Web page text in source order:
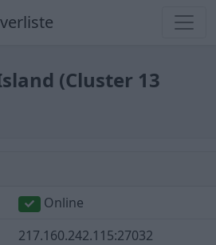
(Cluster 13
Online
217.160.242.115:27032